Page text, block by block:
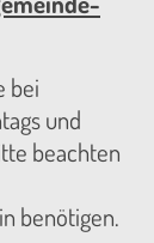
bei
und
beachten
benötigen.